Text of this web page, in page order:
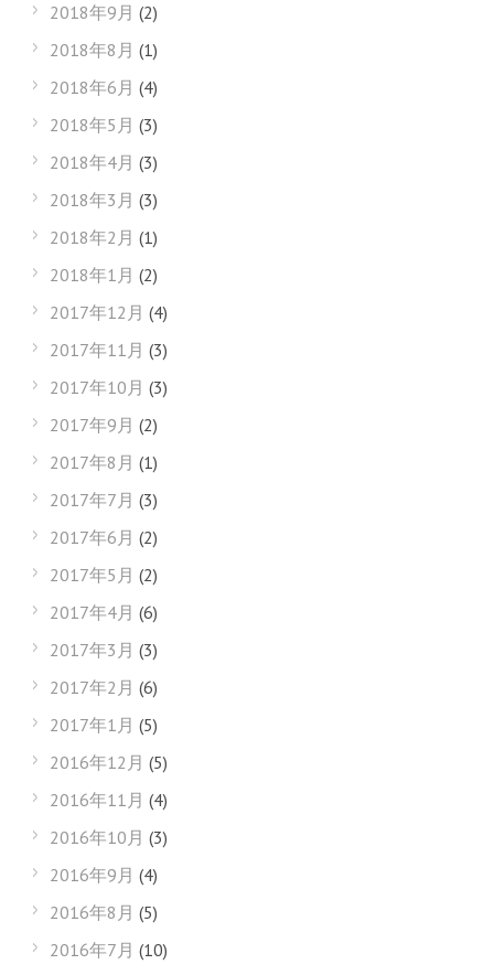
2018年9月 (2)
2018年8月 (1)
2018年6月 (4)
2018年5月 (3)
2018年4月 (3)
2018年3月 (3)
2018年2月 (1)
2018年1月 (2)
2017年12月 (4)
2017年11月 (3)
2017年10月 (3)
2017年9月 (2)
2017年8月 (1)
2017年7月 (3)
2017年6月 (2)
2017年5月 (2)
2017年4月 (6)
2017年3月 (3)
2017年2月 (6)
2017年1月 (5)
2016年12月 (5)
2016年11月 (4)
2016年10月 (3)
2016年9月 (4)
2016年8月 (5)
2016年7月 (10)